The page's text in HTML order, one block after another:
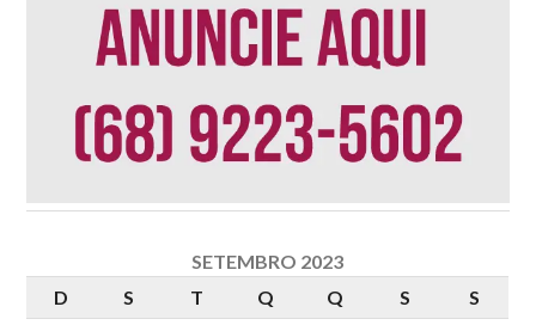
SETEMBRO 2023
D
S T Q Q S S